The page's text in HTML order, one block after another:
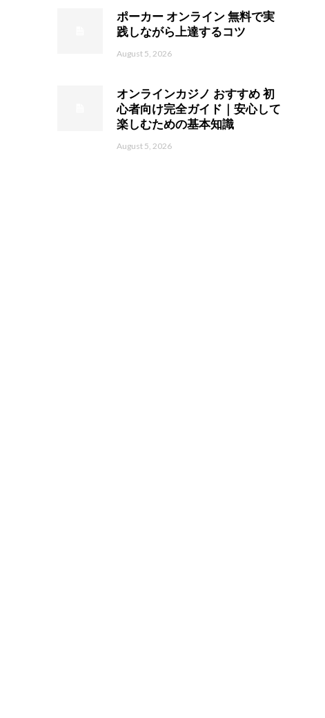
ポーカー オンライン 無料で実
践しながら上達するコツ
August 5, 2026
オンラインカジノ おすすめ 初
心者向け完全ガイド｜安心して
楽しむための基本知識
August 5, 2026